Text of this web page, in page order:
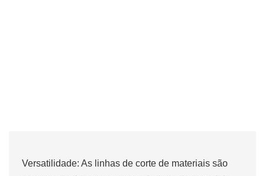
Versatilidade: As linhas de corte de materiais são